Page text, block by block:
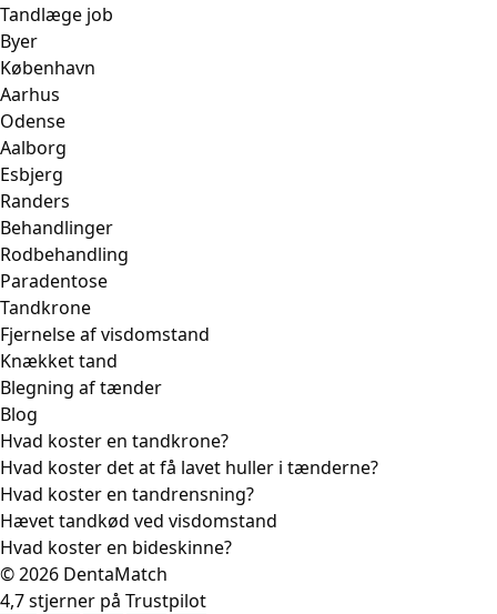
Tandlæge job
Byer
København
Aarhus
Odense
Aalborg
Esbjerg
Randers
Behandlinger
Rodbehandling
Paradentose
Tandkrone
Fjernelse af visdomstand
Knækket tand
Blegning af tænder
Blog
Hvad koster en tandkrone?
Hvad koster det at få lavet huller i tænderne?
Hvad koster en tandrensning?
Hævet tandkød ved visdomstand
Hvad koster en bideskinne?
© 2026 DentaMatch
4,7 stjerner på Trustpilot